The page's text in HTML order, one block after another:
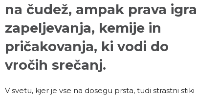
na čudež, ampak prava igra
zapeljevanja, kemije in
pričakovanja, ki vodi do
vročih srečanj.
V svetu, kjer je vse na dosegu prsta, tudi strastni stiki